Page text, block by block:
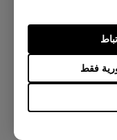
فقط